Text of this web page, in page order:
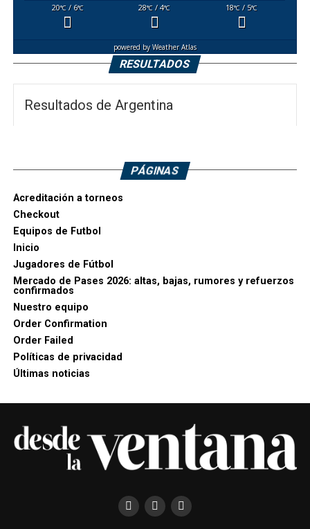
20°C/ 6°C 28°C / 4°C 18°C / 5°C
powered byWeather Atlas
RESULTADOS
Resultados de Argentina
PÁGINAS
Acreditación a torneos
Checkout
Equipos de Futbol
Inicio
Jugadores de Fútbol
Mercado de Pases 2026: altas, bajas, rumores y refuerzos
confirmados
Nuestro equipo
Order Confirmation
Order Failed
Políticas de privacidad
Últimas noticias